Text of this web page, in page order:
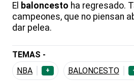
El baloncesto ha regresado.
campeones, que no piensan
dar pelea.
TEMAS -
NBA
+ BALONCESTO